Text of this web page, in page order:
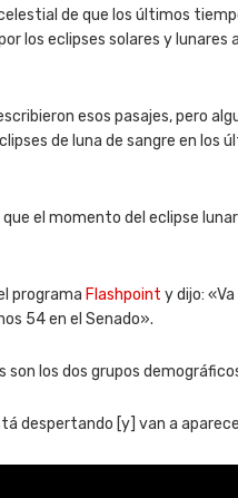
de que los últimos
los eclipses solares y lunares
esos pasajes, pero
de luna de sangre en los
el momento del eclipse
programa Flashpoint y dijo:
54 en el Senado».
los dos grupos
despertando [y] van a